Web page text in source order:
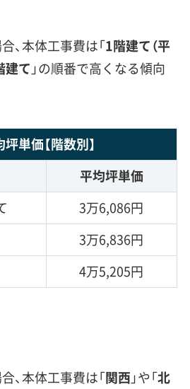
、本体工事費は「1階建て（平
建て 」の順番で高くなる傾向
坪単価【階数別】
平均坪単価
3万6,086円
3万6,836円
4万5,205円
、本体工事費は「関西」や「北